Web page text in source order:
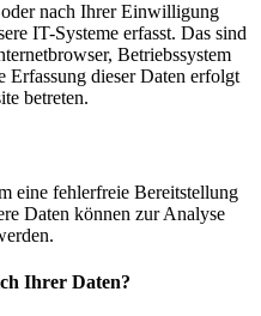
nach Ihrer Einwilligung
IT-Systeme erfasst. Das sind
Betriebssystem
Erfassung dieser Daten erfolgt
betreten.
eine fehlerfreie Bereitstellung
Daten können zur Analyse
Ihrer Daten?